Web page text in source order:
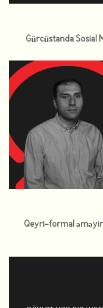
Gürcüstanda Sosial
Qeyri-formal